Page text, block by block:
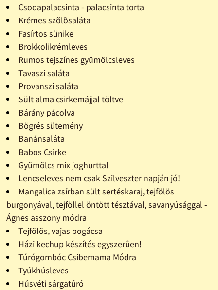
Csodapalacsinta - palacsinta torta
Krémes szõlõsaláta
Fasírtos sünike
Brokkolikrémleves
Rumos tejszínes gyümölcsleves
Tavaszi saláta
Provanszi saláta
Sült alma csirkemájjal töltve
Bárány pácolva
Bögrés sütemény
Banánsaláta
Babos Csirke
Gyümölcs mix joghurttal
Lencseleves nem csak Szilveszter napján jó!
Mangalica zsírban sült sertéskaraj, tejfölös
burgonyával, tejföllel öntött tésztával, savanyúsággal -
Ágnes asszony módra
Tejfölös, vajas pogácsa
Házi kechup készítés egyszerûen!
Túrógombóc Csibemama Módra
Tyúkhúsleves
Húsvéti sárgatúró